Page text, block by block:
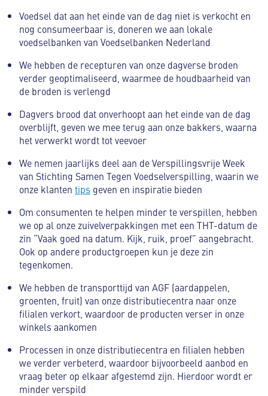
Voedsel dat aan het einde van de dag niet is verkocht en
nog consumeerbaar is, doneren we aan lokale
voedselbanken van Voedselbanken Nederland
We hebben de recepturen van onze dagverse broden
verder geoptimaliseerd, waarmee de houdbaarheid van
de broden is verlengd
Dagvers brood dat onverhoopt aan het einde van de dag
overblijft, geven we mee terug aan onze bakkers, waarna
het verwerkt wordt tot veevoer
We nemen jaarlijks deel aan de Verspillingsvrije Week
van Stichting Samen Tegen Voedselverspilling, waarin we
onze klanten tips geven en inspiratie bieden
Om consumenten te helpen minder te verspillen, hebben
we op al onze zuivelverpakkingen met een THT-datum de
zin “Vaak goed na datum. Kijk, ruik, proef” aangebracht.
Ook op andere productgroepen kun je deze zin
tegenkomen.
We hebben de transporttijd van AGF (aardappelen,
groenten, fruit) van onze distributiecentra naar onze
filialen verkort, waardoor de producten verser in onze
winkels aankomen
Processen in onze distributiecentra en filialen hebben
we verder verbeterd, waardoor bijvoorbeeld aanbod en
vraag beter op elkaar afgestemd zijn. Hierdoor wordt er
minder verspild